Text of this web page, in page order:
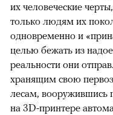
их человеческие
только людям их
одновременно и
целью бежать из
реальности они
хранящим свою
лесам, вооружившись
на 3D-принтере